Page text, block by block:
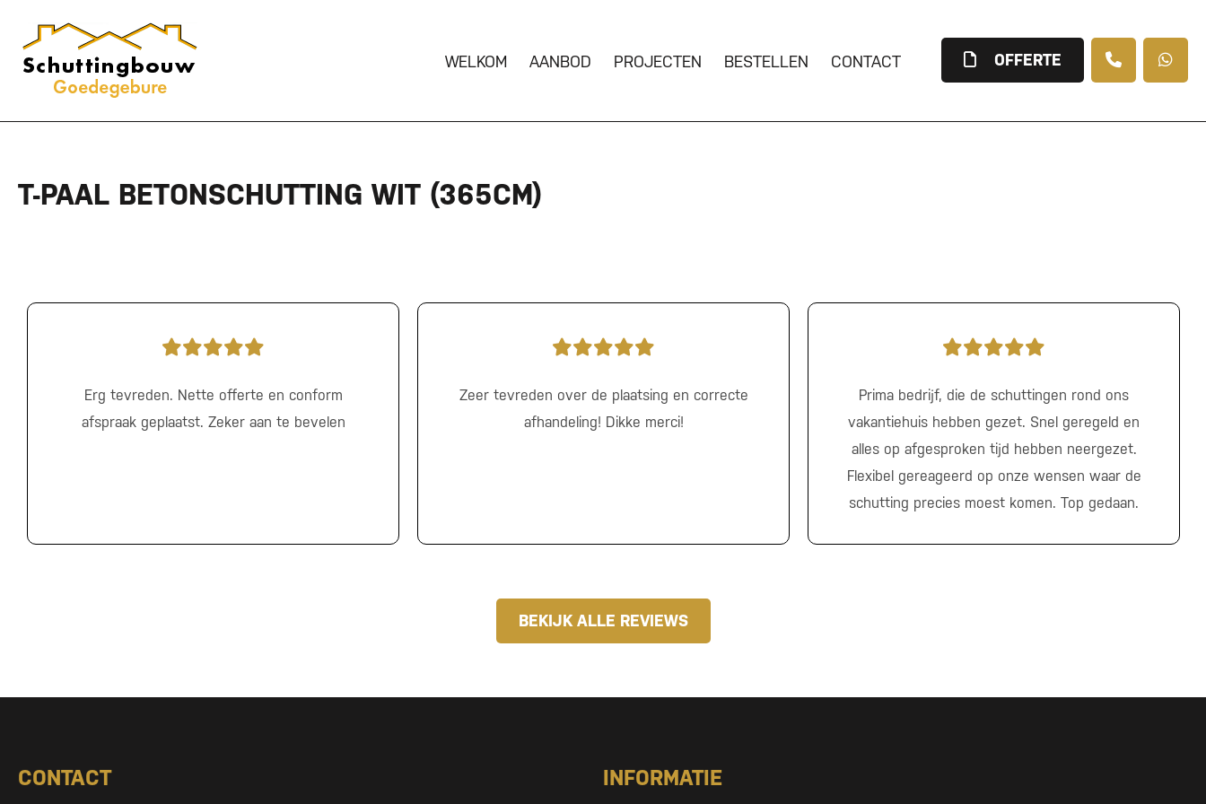
WELKOM AANBOD PROJECTEN BESTELLEN CONTACT OFFERTE
T-PAAL BETONSCHUTTING WIT (365CM)
Erg tevreden. Nette offerte en conform
afspraak geplaatst. Zeker aan te bevelen
Zeer tevreden over de plaatsing en correcte
afhandeling! Dikke merci!
Prima bedrijf, die de schuttingen rond ons
vakantiehuis hebben gezet. Snel geregeld en
alles op afgesproken tijd hebben neergezet.
Flexibel gereageerd op onze wensen waar de
schutting precies moest komen. Top gedaan.
BEKIJK ALLE REVIEWS
CONTACT INFORMATIE